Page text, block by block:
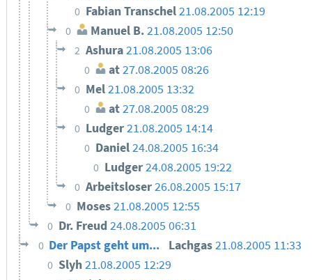
0 Fabian Transchel21.08.2005 12:19
0 Manuel B.21.08.2005 12:50
2 Ashura21.08.2005 13:06
0 at27.08.2005 08:26
0 Mel21.08.2005 13:32
0 at27.08.2005 08:29
0 Ludger21.08.2005 14:14
0 Daniel24.08.2005 16:34
0 Ludger24.08.2005 19:22
0 Arbeitsloser26.08.2005 15:17
0 Moses21.08.2005 12:55
0 Dr. Freud 24.08.2005 06:31
0 Der Papst geht um... Lachgas21.08.2005 11:33
0 Slyh21.08.2005 12:29